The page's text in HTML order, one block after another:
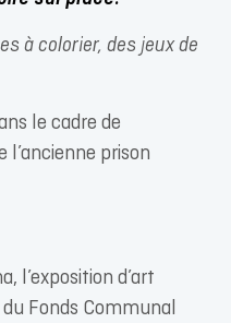
à colorier, des jeux de
le cadre de
l’ancienne prison
l’exposition d’art
du Fonds Communal